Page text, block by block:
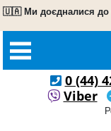
🇺🇦 Ми доєдналися до
0 (44)
Viber